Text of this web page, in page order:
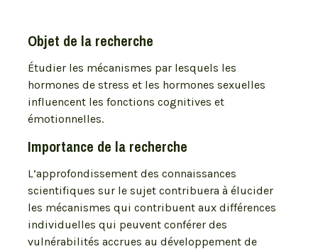
Objet de la recherche
Étudier les mécanismes par lesquels les
hormones de stress et les hormones sexuelles
influencent les fonctions cognitives et
émotionnelles.
Importance de la recherche
L’approfondissement des connaissances
scientifiques sur le sujet contribuera à élucider
les mécanismes qui contribuent aux différences
individuelles qui peuvent conférer des
vulnérabilités accrues au développement de